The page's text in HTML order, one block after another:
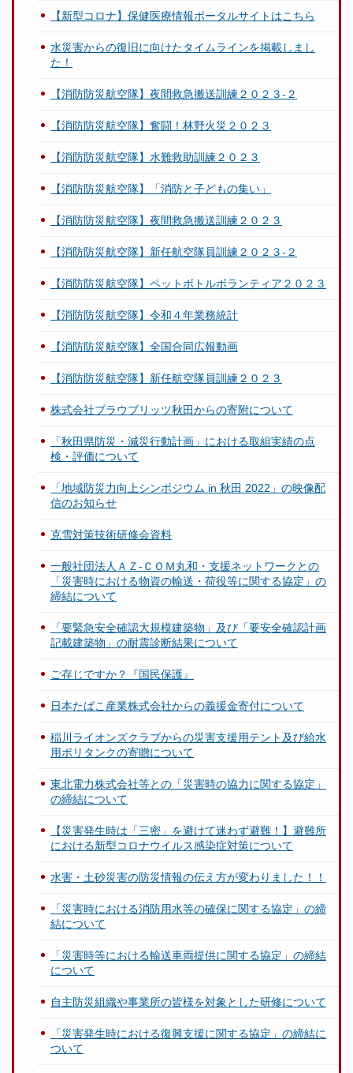
【新型コロナ】保健医療情報ポータルサイトはこちら
水災害からの復旧に向けたタイムラインを掲載しまし
た！
【消防防災航空隊】夜間救急搬送訓練２０２３‐２
【消防防災航空隊】奮闘！林野火災２０２３
【消防防災航空隊】水難救助訓練２０２３
【消防防災航空隊】「消防と子どもの集い」
【消防防災航空隊】夜間救急搬送訓練２０２３
【消防防災航空隊】新任航空隊員訓練２０２３-２
【消防防災航空隊】ペットボトルボランティア２０２３
【消防防災航空隊】令和４年業務統計
【消防防災航空隊】全国合同広報動画
【消防防災航空隊】新任航空隊員訓練２０２３
株式会社ブラウブリッツ秋田からの寄附について
「秋田県防災・減災行動計画」における取組実績の点
検・評価について
「地域防災力向上シンポジウム in 秋田 2022」の映像配
信のお知らせ
克雪対策技術研修会資料
一般社団法人ＡＺ-ＣＯＭ丸和・支援ネットワークとの
「災害時における物資の輸送・荷役等に関する協定」の
締結について
「要緊急安全確認大規模建築物」及び「要安全確認計画
記載建築物」の耐震診断結果について
ご存じですか？『国民保護』
日本たばこ産業株式会社からの義援金寄付について
稲川ライオンズクラブからの災害支援用テント及び給水
用ポリタンクの寄贈について
東北電力株式会社等との「災害時の協力に関する協定」
の締結について
【災害発生時は「三密」を避けて迷わず避難！】避難所
における新型コロナウイルス感染症対策について
水害・土砂災害の防災情報の伝え方が変わりました！！
「災害時における消防用水等の確保に関する協定」の締
結について
「災害時等における輸送車両提供に関する協定」の締結
について
自主防災組織や事業所の皆様を対象とした研修について
「災害発生時における復興支援に関する協定」の締結に
ついて